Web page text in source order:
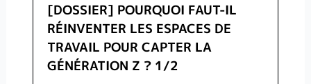
[DOSSIER] POURQUOI FAUT-IL
RÉINVENTER LES ESPACES DE
TRAVAIL POUR CAPTER LA
GÉNÉRATION Z ? 1/2